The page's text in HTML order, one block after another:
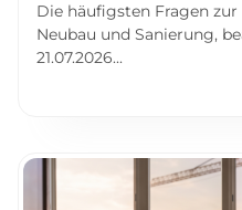
Die häufigsten Fragen
Neubau und Sanierung,
21.07.2026...